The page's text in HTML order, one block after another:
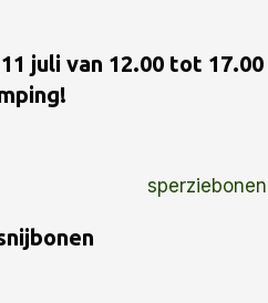
juli van 12.00 tot